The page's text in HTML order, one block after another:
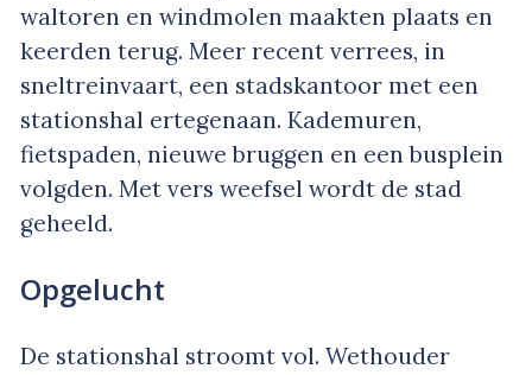
waltoren en windmolen maakten plaats en
keerden terug. Meer recent verrees, in
sneltreinvaart, een stadskantoor met een
stationshal ertegenaan. Kademuren,
fietspaden, nieuwe bruggen en een busplein
volgden. Met vers weefsel wordt de stad
geheeld.
Opgelucht
De stationshal stroomt vol. Wethouder